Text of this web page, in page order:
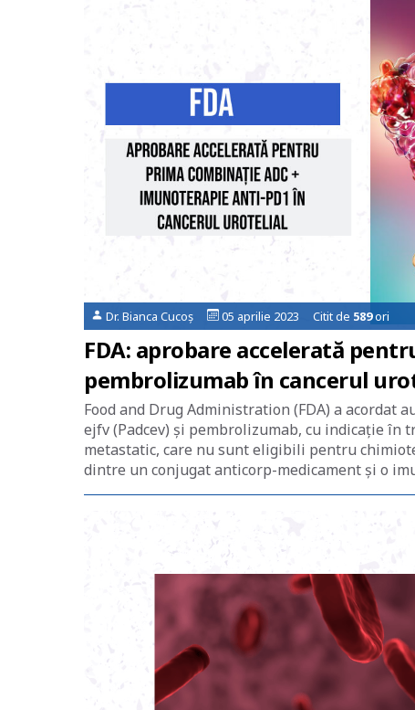
Dr. Bianca Cucoș 05 aprilie 2023 Citit de 589ori
FDA: aprobare accelerată
pembrolizumab în cancerul
Food and Drug Administration (FDA) a
ejfv (Padcev) și pembrolizumab, cu indicație
metastatic, care nu sunt eligibili pentru
dintre un conjugat anticorp-medicament și o